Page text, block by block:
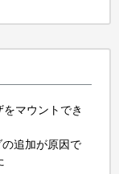
マウントでき
追加が原因で